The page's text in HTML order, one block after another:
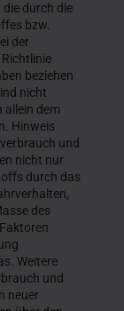
durch die
bzw.
der
beziehen
nicht
allein dem
Hinweis
und
nicht nur
durch das
des
Weitere
und
neuer